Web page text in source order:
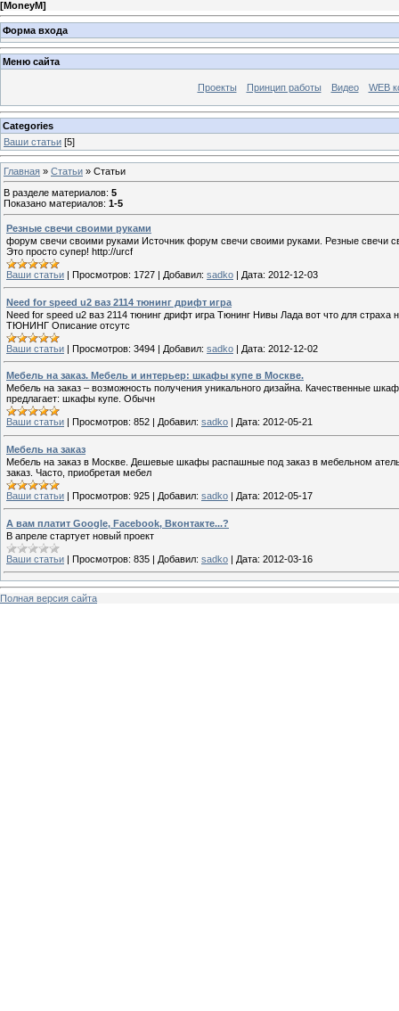
[MoneyM]
Форма входа
Меню сайта
Проекты Принцип работы Видео WEB
Categories
Ваши статьи [5]
Главная » Статьи » Статьи
В разделе материалов: 5
Показано материалов: 1-5
Резные свечи своими руками
форум свечи своими руками Источник форум свечи своими руками. Резные свечи
Это просто супер! http://urcf
Ваши статьи | Просмотров: 1727 | Добавил: sadko | Дата: 2012-12-03
Need for speed u2 ваз 2114 тюнинг дрифт игра
Need for speed u2 ваз 2114 тюнинг дрифт игра Тюнинг Нивы Лада вот что для
ТЮНИНГ Описание отсутс
Ваши статьи | Просмотров: 3494 | Добавил: sadko | Дата: 2012-12-02
Мебель на заказ. Мебель и интерьер: шкафы купе в Москве.
Мебель на заказ – возможность получения уникального дизайна. Качественные
предлагает: шкафы купе. Обычн
Ваши статьи Просмотров: 852 Добавил: sadko Дата: 2012-05-21
Мебель на заказ
Мебель на заказ в Москве. Дешевые шкафы распашные под заказ в мебельном
заказ. Часто, приобретая мебел
Ваши статьи | Просмотров: 925 | Добавил: sadko | Дата: 2012-05-17
А вам платит Google, Facebook, Вконтакте...?
В апреле стартует новый проект
Ваши статьи | Просмотров: 835 | Добавил: sadko | Дата: 2012-03-16
Полная версия сайта